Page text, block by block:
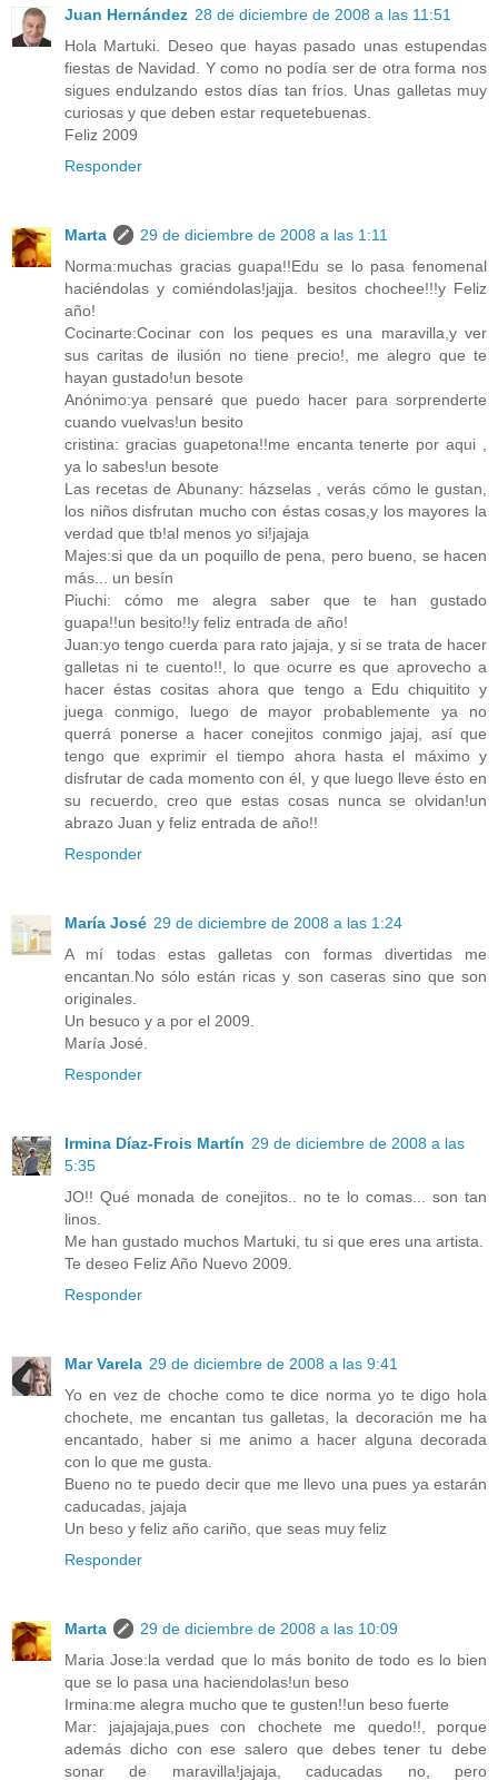
Juan Hernández 28 de diciembre de 2008 a las 11:51
Hola Martuki. Deseo que hayas pasado unas estupendas
fiestas de Navidad. Y como no podía ser de otra forma nos
sigues endulzando estos días tan fríos. Unas galletas muy
curiosas y que deben estar requetebuenas.
Feliz 2009
Responder
Marta
29 de diciembre de 2008 a las 1:11
Norma:muchas gracias guapa!!Edu se lo pasa fenomenal
haciéndolas y comiéndolas!jajja. besitos chochee!!!y Feliz
año!
Cocinarte:Cocinar con los peques es una maravilla,y ver
sus caritas de ilusión no tiene precio!, me alegro que te
hayan gustado!un besote
Anónimo:ya pensaré que puedo hacer para sorprenderte
cuando vuelvas!un besito
cristina: gracias guapetona!!me encanta tenerte por aqui ,
ya lo sabes!un besote
Las recetas de Abunany: házselas , verás cómo le gustan,
los niños disfrutan mucho con éstas cosas,y los mayores la
verdad que tb!al menos yo si!jajaja
Majes:si que da un poquillo de pena, pero bueno, se hacen
más... un besín
Piuchi: cómo me alegra saber que te han gustado
guapa!!un besito!!y feliz entrada de año!
Juan:yo tengo cuerda para rato jajaja, y si se trata de hacer
galletas ni te cuento!!, lo que ocurre es que aprovecho a
hacer éstas cositas ahora que tengo a Edu chiquitito y
juega conmigo, luego de mayor probablemente ya no
querrá ponerse a hacer conejitos conmigo jajaj, así que
tengo que exprimir el tiempo ahora hasta el máximo y
disfrutar de cada momento con él, y que luego lleve ésto en
su recuerdo, creo que estas cosas nunca se olvidan!un
abrazo Juan y feliz entrada de año!!
Responder
María José 29 de diciembre de 2008 a las 1:24
A mí todas estas galletas con formas divertidas me
encantan.No sólo están ricas y son caseras sino que son
originales.
Un besuco y a por el 2009.
María José.
Responder
Irmina Díaz-Frois Martín 29 de diciembre de 2008 a las
5:35
JO!! Qué monada de conejitos.. no te lo comas... son tan
linos.
Me han gustado muchos Martuki, tu si que eres una artista.
Te deseo Feliz Año Nuevo 2009.
Responder
Mar Varela 29 de diciembre de 2008 a las 9:41
Yo en vez de choche como te dice norma yo te digo hola
chochete, me encantan tus galletas, la decoración me ha
encantado, haber si me animo a hacer alguna decorada
con lo que me gusta.
Bueno no te puedo decir que me llevo una pues ya estarán
caducadas, jajaja
Un beso y feliz año cariño, que seas muy feliz
Responder
Marta
29 de diciembre de 2008 a las 10:09
Maria Jose:la verdad que lo más bonito de todo es lo bien
que se lo pasa una haciendolas!un beso
Irmina:me alegra mucho que te gusten!!un beso fuerte
Mar: jajajajaja,pues con chochete me quedo!!, porque
además dicho con ese salero que debes tener tu debe
sonar de maravilla!jajaja, caducadas no, pero